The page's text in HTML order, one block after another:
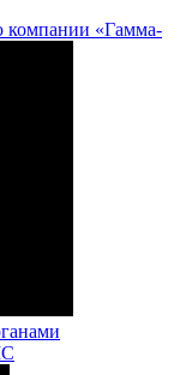
компании «Гамма-